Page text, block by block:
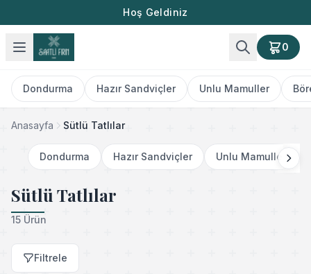
Hoş Geldiniz
0
Dondurma Hazır Sandviçler Unlu Mamuller
Anasayfa Sütlü Tatlılar
Dondurma Hazır Sandviçler Unlu Mamuller
Sütlü Tatlılar
15 Ürün
Filtrele